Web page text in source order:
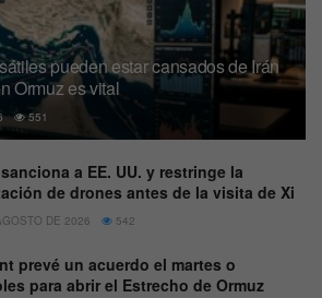
pueden estar cansados de Irán
Ormuz es vital
551
a EE. UU. y restringe la
de drones antes de la visita de Xi
DE 2026 542
prevé un acuerdo el martes o
para abrir el Estrecho de Ormuz